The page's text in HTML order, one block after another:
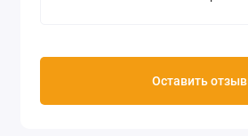
Оставить отзыв